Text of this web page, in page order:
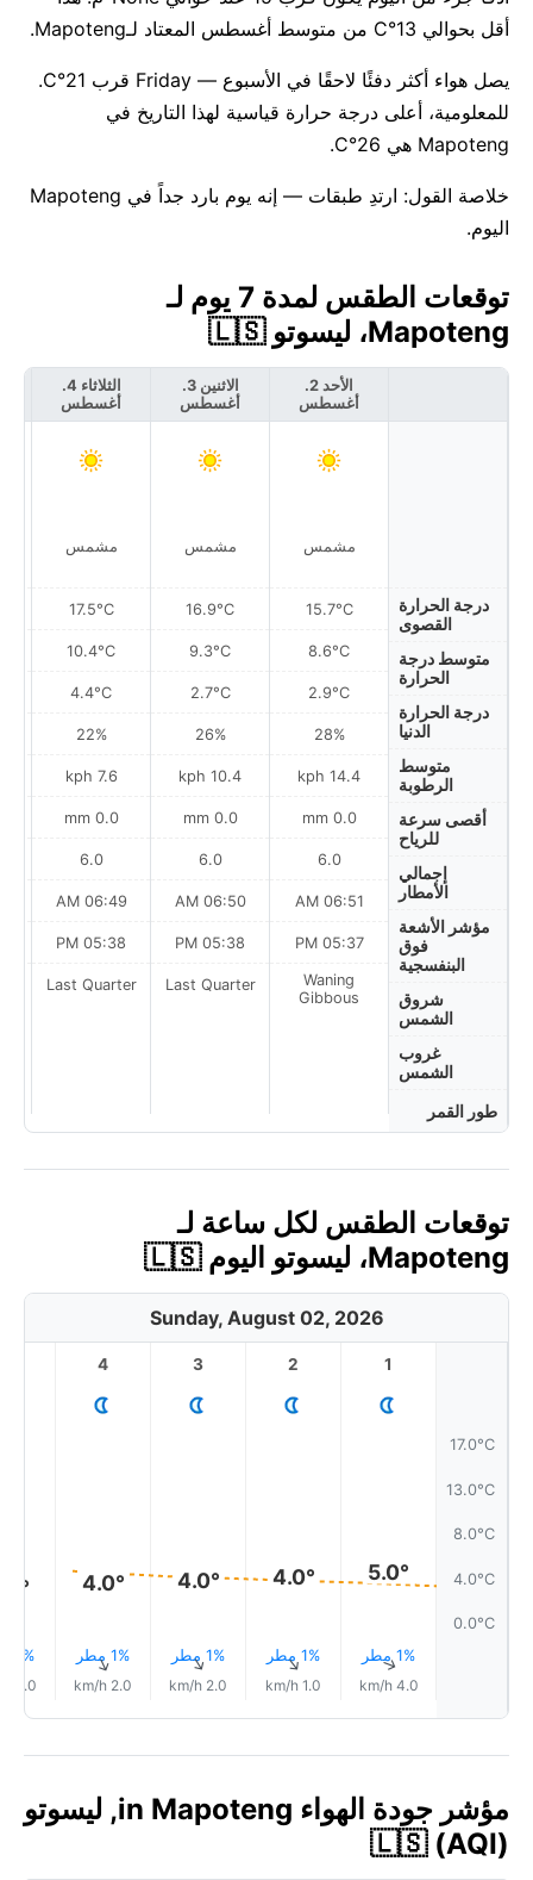
أقل بحوالي 13°C من متوسط أغسطس المعتاد لـMapoteng.
يصل هواء أكثر دفئًا لاحقًا في الأسبوع — Friday قرب 21°C.
للمعلومية، أعلى درجة حرارة قياسية لهذا التاريخ في
Mapoteng هي 26°C.
خلاصة القول: ارتدِ طبقات — إنه يوم بارد جداً في Mapoteng
اليوم.
توقعات الطقس لمدة 7 يوم لـ
Mapoteng، ليسوتو 🇱🇸
درجة الحرارة
القصوى
متوسط درجة
الحرارة
درجة الحرارة
الدنيا
متوسط
الرطوبة
أقصى سرعة
للرياح
إجمالي
الأمطار
مؤشر الأشعة
فوق
البنفسجية
شروق
الشمس
غروب
الشمس
طور القمر
الأحد 2.
أغسطس
مشمس
15.7°C
8.6°C
2.9°C
28%
14.4 kph
0.0 mm
6.0
06:51 AM
05:37 PM
Waning
Gibbous
الاثنين 3.
أغسطس
مشمس
16.9°C
9.3°C
2.7°C
26%
10.4 kph
0.0 mm
6.0
06:50 AM
05:38 PM
Last Quarter
الثلاثاء 4.
أغسطس
مشمس
17.5°C
10.4°C
4.4°C
22%
7.6 kph
0.0 mm
6.0
06:49 AM
05:38 PM
Last Quarter
توقعات الطقس لكل ساعة لـ
Mapoteng، ليسوتو اليوم 🇱🇸
Sunday, August 02, 2026
17.0°C
13.0°C
8.0°C
4.0°C
0.0°C
1
5.0°
1% مطر↑
4.0 km/h
2
4.0°
1% مطر↑
1.0 km/h
3
4.0°
1% مطر↑
2.0 km/h
4
4.0°
1% مطر↑
2.0 km/h
1% مطر
2.0 km/h
مؤشر جودة الهواء in Mapoteng, ليسوتو
🇱🇸 (AQI)